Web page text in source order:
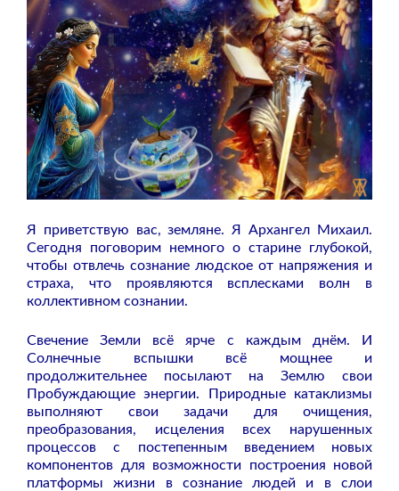
Я приветствую вас, земляне. Я Архангел Михаил.
Сегодня поговорим немного о старине глубокой,
чтобы отвлечь сознание людское от напряжения и
страха, что проявляются всплесками волн в
коллективном сознании.
Свечение Земли всё ярче с каждым днём. И
Солнечные вспышки всё мощнее и
продолжительнее посылают на Землю свои
Пробуждающие энергии. Природные катаклизмы
выполняют свои задачи для очищения,
преобразования, исцеления всех нарушенных
процессов с постепенным введением новых
компонентов для возможности построения новой
платформы жизни в сознание людей и в слои